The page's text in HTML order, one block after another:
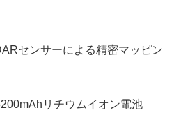
センサーによる精密マッピン
リチウムイオン電池